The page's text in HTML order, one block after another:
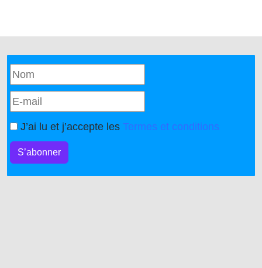
J’ai lu et j’accepte les Termes et conditions
S’abonner